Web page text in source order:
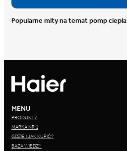
Popularne mity na temat pomp ciepła
MENU
PRODUKTY
MARKA NR 1
GDZIE I JAK KUPIĆ?
BAZA WIEDZY